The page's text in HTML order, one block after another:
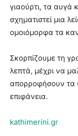
γιαούρτι, τα αυγά
σχηματιστεί μια
ομοιόμορφα τα
Σκορπίζουμε τη
λεπτά, μέχρι να
απορροφήσουν τα
επιφάνεια.
kathimerini.gr